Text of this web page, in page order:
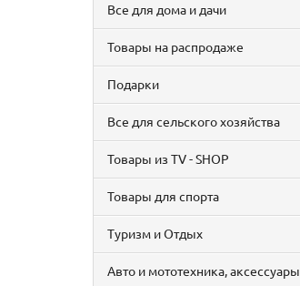
Все для дома и дачи
Товары на распродаже
Подарки
Все для сельского хозяйства
Товары из TV - SHOP
Товары для спорта
Туризм и Отдых
Авто и мототехника, аксессуары